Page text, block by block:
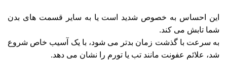
این احساس به خصوص شدید است یا به سایر قسمت های بدن
شما تابش می کند.
به سرعت با گذشت زمان بدتر می شود، با یک آسیب خاص شروع
شد، علائم عفونت مانند تب یا تورم را نشان می دهد.